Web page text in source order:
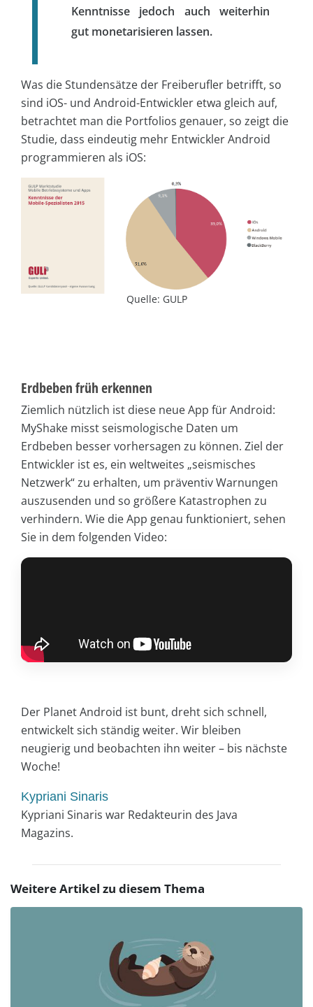
Kenntnisse jedoch auch weiterhin
gut monetarisieren lassen.
Was die Stundensätze der Freiberufler betrifft, so
sind iOS- und Android-Entwickler etwa gleich auf,
betrachtet man die Portfolios genauer, so zeigt die
Studie, dass eindeutig mehr Entwickler Android
programmieren als iOS:
Quelle: GULP
Erdbeben früh erkennen
Ziemlich nützlich ist diese neue App für Android:
MyShake misst seismologische Daten um
Erdbeben besser vorhersagen zu können. Ziel der
Entwickler ist es, ein weltweites „seismisches
Netzwerk“ zu erhalten, um präventiv Warnungen
auszusenden und so größere Katastrophen zu
verhindern. Wie die App genau funktioniert, sehen
Sie in dem folgenden Video:
Der Planet Android ist bunt, dreht sich schnell,
entwickelt sich ständig weiter. Wir bleiben
neugierig und beobachten ihn weiter – bis nächste
Woche!
Kypriani Sinaris
Kypriani Sinaris war Redakteurin des Java
Magazins.
Weitere Artikel zu diesem Thema